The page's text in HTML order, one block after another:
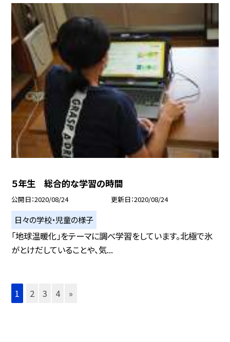
５年生 総合的な学習の時間
公開日 2020/08/24 更新日 2020/08/24
日々の学校・児童の様子
「地球温暖化」をテーマに調べ学習をしています。北極で氷
がとけだしていることや、気...
1 2 3 4 »